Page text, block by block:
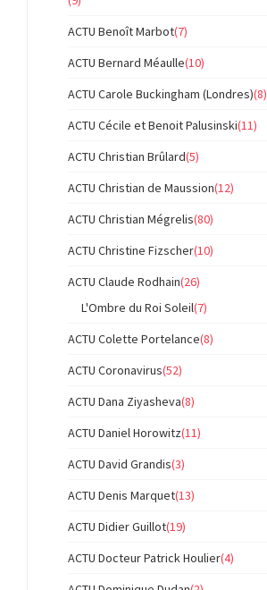
ACTU Benoît Marbot(7)
ACTU Bernard Méaulle(10)
ACTU Carole Buckingham (Londres)(8)
ACTU Cécile et Benoit Palusinski(11)
ACTU Christian Brûlard(5)
ACTU Christian de Maussion(12)
ACTU Christian Mégrelis(80)
ACTU Christine Fizscher(10)
ACTU Claude Rodhain(26)
L'Ombre du Roi Soleil(7)
ACTU Colette Portelance(8)
ACTU Coronavirus(52)
ACTU Dana Ziyasheva(8)
ACTU Daniel Horowitz(11)
ACTU David Grandis(3)
ACTU Denis Marquet(13)
ACTU Didier Guillot(19)
ACTU Docteur Patrick Houlier(4)